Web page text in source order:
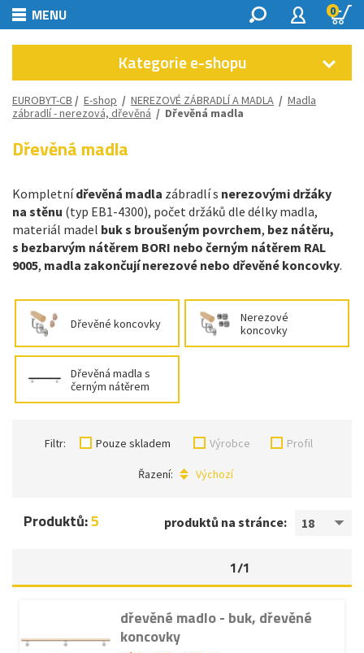
MENU 0
Kategorie e-shopu
EUROBYT-CB / E-shop / NEREZOVÉ ZÁBRADLÍ A MADLA / Madla
zábradlí - nerezová, dřevěná / Dřevěná madla
Dřevěná madla
Kompletnídřevěná madla zábradlí s nerezovými držáky
na stěnu (typ EB1-4300), počet držáků dle délky madla,
materiál madel buk s broušeným povrchem, bez nátěru,
s bezbarvým nátěrem BORI nebo černým nátěrem RAL
9005, madla zakončují nerezové nebo dřevěné koncovky.
Dřevěné koncovky
Nerezové
koncovky
Dřevěná madla s
černým nátěrem
Filtr: Pouze skladem Výrobce Profil
Řazení: Výchozí
produktů na stránce: 18
Produktů:5
1/1
dřevěné madlo - buk, dřevěné
koncovky